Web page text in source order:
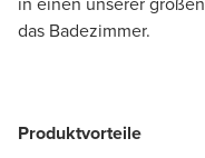
das Badezimmer.
Produktvorteile